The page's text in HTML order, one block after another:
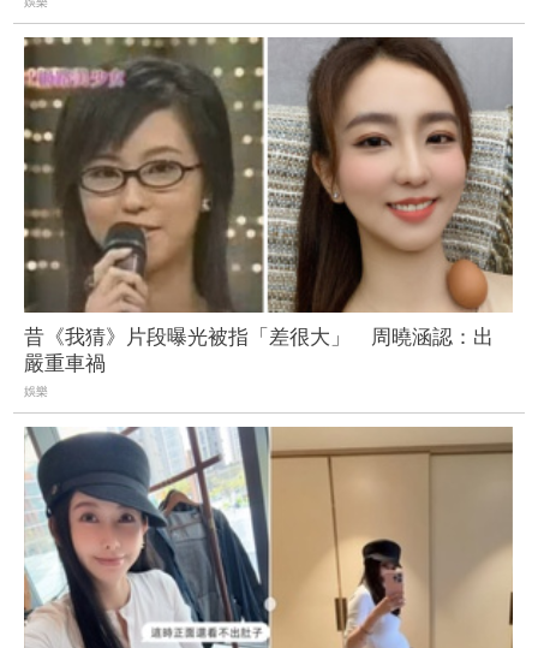
昔《我猜》片段曝光被指「差很大」 周曉涵認：出
嚴重車禍
娛樂